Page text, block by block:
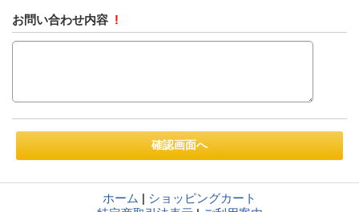
お問い合わせ内容 !
ホーム | ショッピングカート